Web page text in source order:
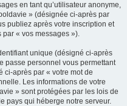
en tant qu’utilisateur anonyme,
» (désignée ci-après par
publiez après votre inscription et
par « vos messages »).
unique (désigné ci-après
passe personnel vous permettant
ci-après par « votre mot de
Les informations de votre
» sont protégées par les lois de
pays qui héberge notre serveur.